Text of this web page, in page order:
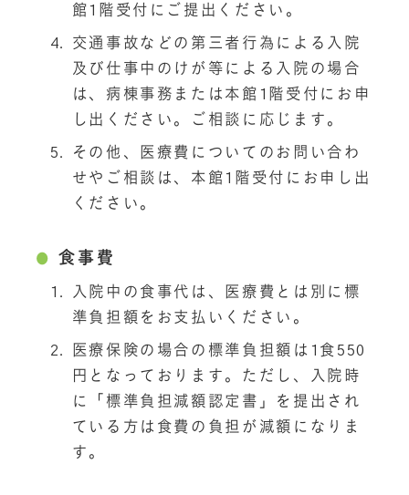
館1階受付にご提出ください。
交通事故などの第三者行為による入院
及び仕事中のけが等による入院の場合
は、病棟事務または本館1階受付にお申
し出ください。ご相談に応じます。
その他、医療費についてのお問い合わ
せやご相談は、本館1階受付にお申し出
ください。
食事費
入院中の食事代は、医療費とは別に標
準負担額をお支払いください。
医療保険の場合の標準負担額は1食550
円となっております。ただし、入院時
に「標準負担減額認定書」を提出され
ている方は食費の負担が減額になりま
す。